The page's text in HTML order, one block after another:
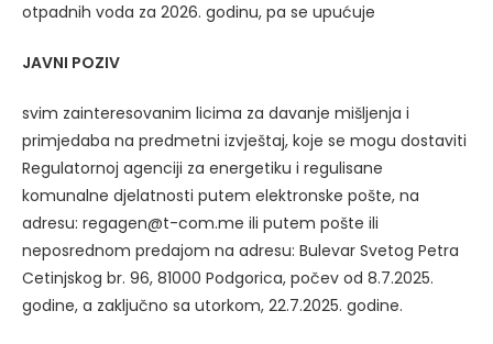
otpadnih voda za 2026. godinu, pa se upućuje
JAVNI POZIV
svim zainteresovanim licima za davanje mišljenja i
primjedaba na predmetni izvještaj, koje se mogu dostaviti
Regulatornoj agenciji za energetiku i regulisane
komunalne djelatnosti putem elektronske pošte, na
adresu: regagen@t-com.me ili putem pošte ili
neposrednom predajom na adresu: Bulevar Svetog Petra
Cetinjskog br. 96, 81000 Podgorica, počev od 8.7.2025.
godine, a zaključno sa utorkom, 22.7.2025. godine.